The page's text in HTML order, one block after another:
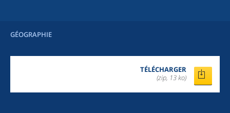
GÉOGRAPHIE
TÉLÉCHARGER
(zip, 13 ko)